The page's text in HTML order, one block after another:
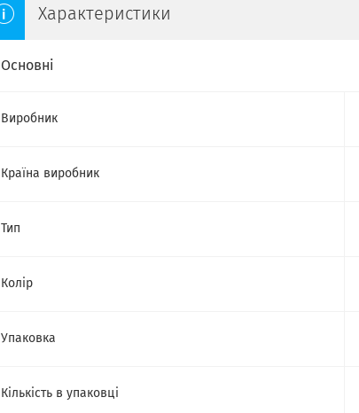
Характеристики
Основні
Виробник
Країна виробник
Тип
Колір
Упаковка
Кількість в упаковці